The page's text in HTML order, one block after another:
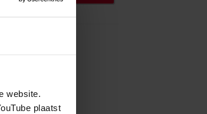
website.
plaatst